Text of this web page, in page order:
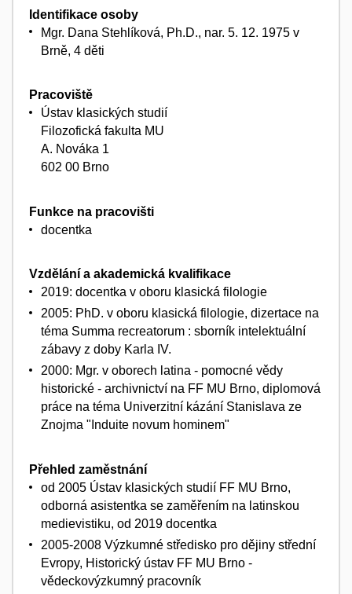
Identifikace osoby
Mgr. Dana Stehlíková, Ph.D., nar. 5. 12. 1975 v
Brně, 4 děti
Pracoviště
Ústav klasických studií
Filozofická fakulta MU
A. Nováka 1
602 00 Brno
Funkce na pracovišti
docentka
Vzdělání a akademická kvalifikace
2019: docentka v oboru klasická filologie
2005: PhD. v oboru klasická filologie, dizertace na
téma Summa recreatorum : sborník intelektuální
zábavy z doby Karla IV.
2000: Mgr. v oborech latina - pomocné vědy
historické - archivnictví na FF MU Brno, diplomová
práce na téma Univerzitní kázání Stanislava ze
Znojma "Induite novum hominem"
Přehled zaměstnání
od 2005 Ústav klasických studií FF MU Brno,
odborná asistentka se zaměřením na latinskou
medievistiku, od 2019 docentka
2005-2008 Výzkumné středisko pro dějiny střední
Evropy, Historický ústav FF MU Brno -
vědeckovýzkumný pracovník